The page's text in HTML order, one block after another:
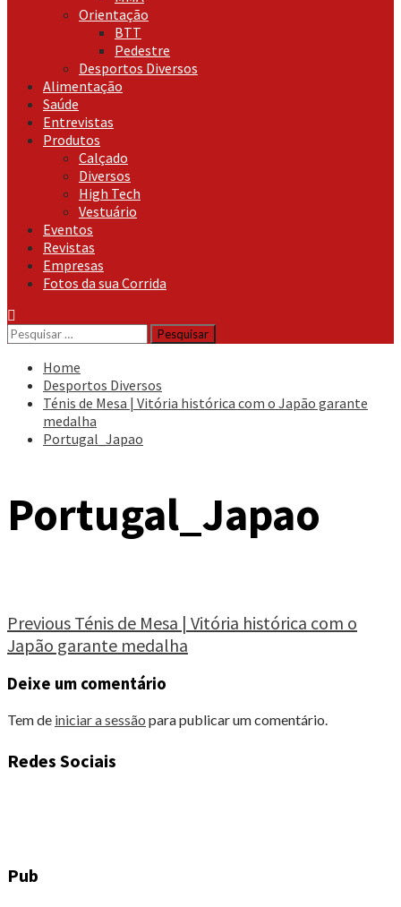
Orientação
BTT
Pedestre
Desportos Diversos
Alimentação
Saúde
Entrevistas
Produtos
Calçado
Diversos
High Tech
Vestuário
Eventos
Revistas
Empresas
Fotos da sua Corrida
Pesquisar
por:
Home
Desportos Diversos
Ténis de Mesa | Vitória histórica com o Japão garante
medalha
Portugal_Japao
Portugal_Japao
Continue
Reading
Previous Ténis de Mesa | Vitória histórica com o
Japão garante medalha
Deixe um comentário
Tem de iniciar a sessão para publicar um comentário.
Redes Sociais
Pub